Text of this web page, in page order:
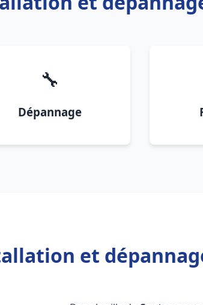
🔧
Dépannage
et